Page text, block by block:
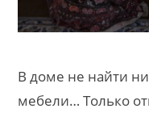
В доме не найти
мебели… Только